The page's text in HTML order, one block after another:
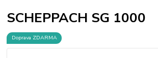
SCHEPPACH SG 1000
Doprava ZDARMA